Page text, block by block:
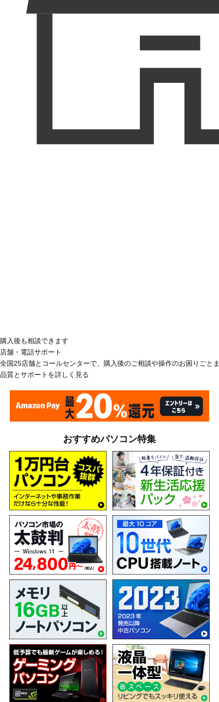
購入後も相談できます
店舗・電話サポート
全国25店舗とコールセンターで、購入後のご相談や操作のお困りごと
品質とサポートを詳しく見る
おすすめパソコン特集